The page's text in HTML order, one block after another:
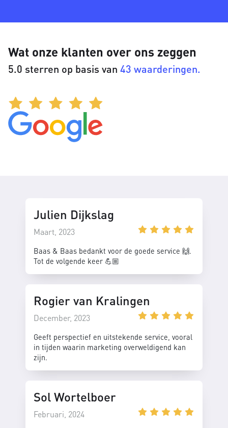
Wat onze klanten over ons zeggen
5.0 sterren op basis van 43 waarderingen.
Julien Dijkslag
Maart, 2023
Baas & Baas bedankt voor de goede service 🙌.
Tot de volgende keer 💪🏼
Rogier van Kralingen
December, 2023
Geeft perspectief en uitstekende service, vooral
in tijden waarin marketing overweldigend kan
zijn.
Sol Wortelboer
Februari, 2024